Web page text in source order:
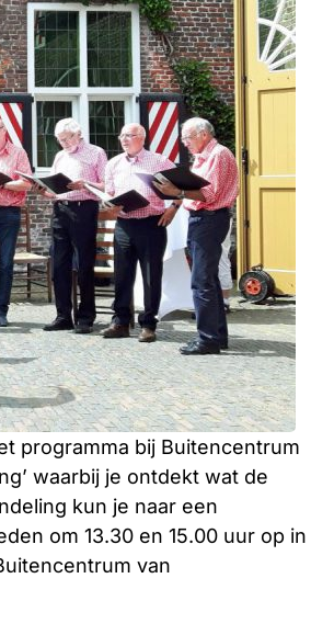
programma bij Buitencentrum
waarbij je ontdekt wat de
kun je naar een
om 13.30 en 15.00 uur op in
van